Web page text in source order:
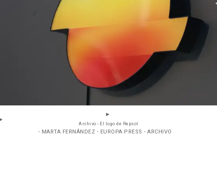
Archivo - El logo de Repsol
- MARTA FERNÁNDEZ - EUROPA PRESS - ARCHIVO